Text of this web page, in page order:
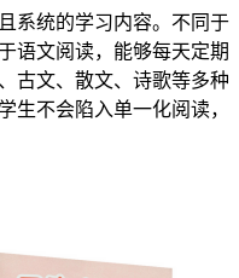
系统的学习内容。不同于
语文阅读，能够每天定期
古文、散文、诗歌等多种
生不会陷入单一化阅读，